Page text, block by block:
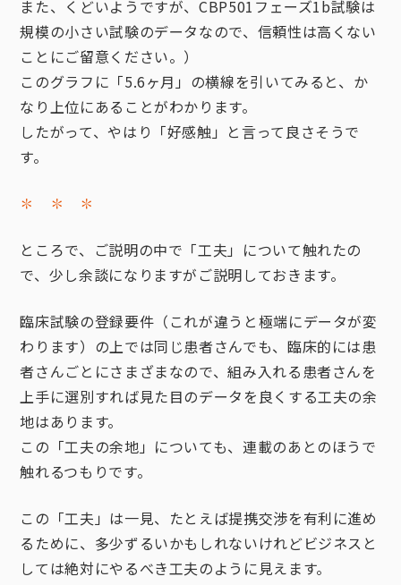
また、くどいようですが、CBP501フェーズ1b試験は
規模の小さい試験のデータなので、信頼性は高くない
ことにご留意ください。）
このグラフに「5.6ヶ月」の横線を引いてみると、か
なり上位にあることがわかります。
したがって、やはり「好感触」と言って良さそうで
す。
✽ ✽ ✽
ところで、ご説明の中で「工夫」について触れたの
で、少し余談になりますがご説明しておきます。
臨床試験の登録要件（これが違うと極端にデータが変
わります）の上では同じ患者さんでも、臨床的には患
者さんごとにさまざまなので、組み入れる患者さんを
上手に選別すれば見た目のデータを良くする工夫の余
地はあります。
この「工夫の余地」についても、連載のあとのほうで
触れるつもりです。
この「工夫」は一見、たとえば提携交渉を有利に進め
るために、多少ずるいかもしれないけれどビジネスと
しては絶対にやるべき工夫のように見えます。